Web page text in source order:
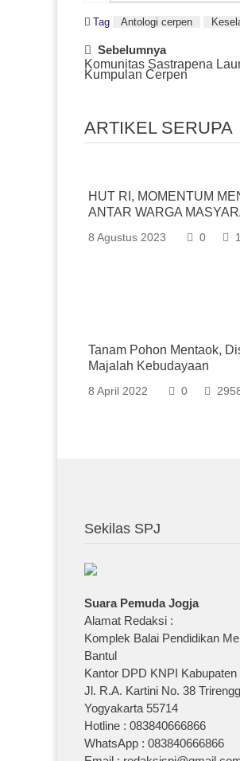
Tag Antologi cerpen
Post
Navigation
Sebelumnya
Komunitas Sastrapena
Kumpulan Cerpen
ARTIKEL SERUPA
HUT RI, MOMENTUM
ANTAR WARGA
8 Agustus 2023 0
Tanam Pohon Mentaok,
Majalah Kebudayaan
8 April 2022 0
Sekilas SPJ
Suara Pemuda Jogja
Alamat Redaksi :
Komplek Balai Pendidikan
Bantul
Kantor DPD KNPI Kabupaten
Jl. R.A. Kartini No. 38
Yogyakarta 55714
Hotline : 083840666866
WhatsApp : 083840666866